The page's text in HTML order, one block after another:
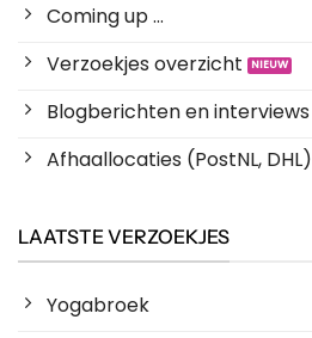
Coming up ...
Verzoekjes overzicht
Blogberichten en interviews
Afhaallocaties (PostNL, DHL)
LAATSTE VERZOEKJES
Yogabroek